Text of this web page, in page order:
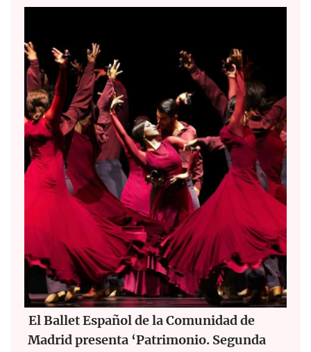
El Ballet Español de la Comunidad de
Madrid presenta ‘Patrimonio. Segunda